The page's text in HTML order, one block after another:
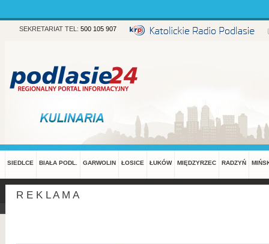
SEKRETARIAT TEL: 500 105 907
SIEDLCE BIAŁA PODL. GARWOLIN ŁOSICE ŁUKÓW MIĘDZYRZEC RADZYŃ
R E K L A M A